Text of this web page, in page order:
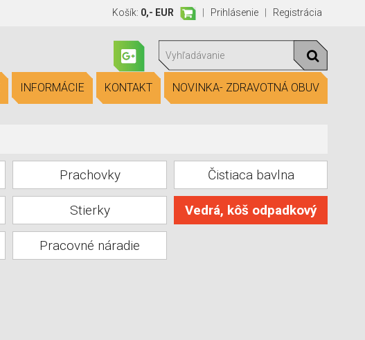
Košík: 0,- EUR Prihlásenie Registrácia
INFORMÁCIE KONTAKT NOVINKA- ZDRAVOTNÁ OBUV
Prachovky Čistiaca bavlna
Stierky Vedrá, kôš odpadkový
Pracovné náradie